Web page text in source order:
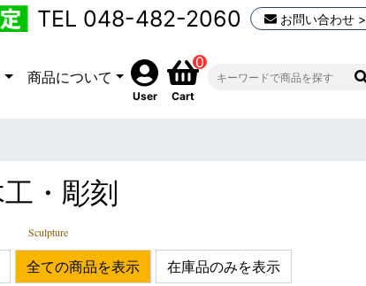
TEL 048-482-2060 お問い合わせ >
商品について
User
0
Cart
・彫刻
Sculpture
全ての商品を表示 在庫品のみを表示